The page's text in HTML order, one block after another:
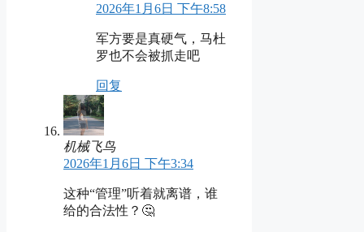
2026年1月6日 下午8:58
军方要是真硬气，马杜
罗也不会被抓走吧
回复
机械飞鸟
2026年1月6日 下午3:34
这种“管理”听着就离谱，谁
给的合法性？🤔